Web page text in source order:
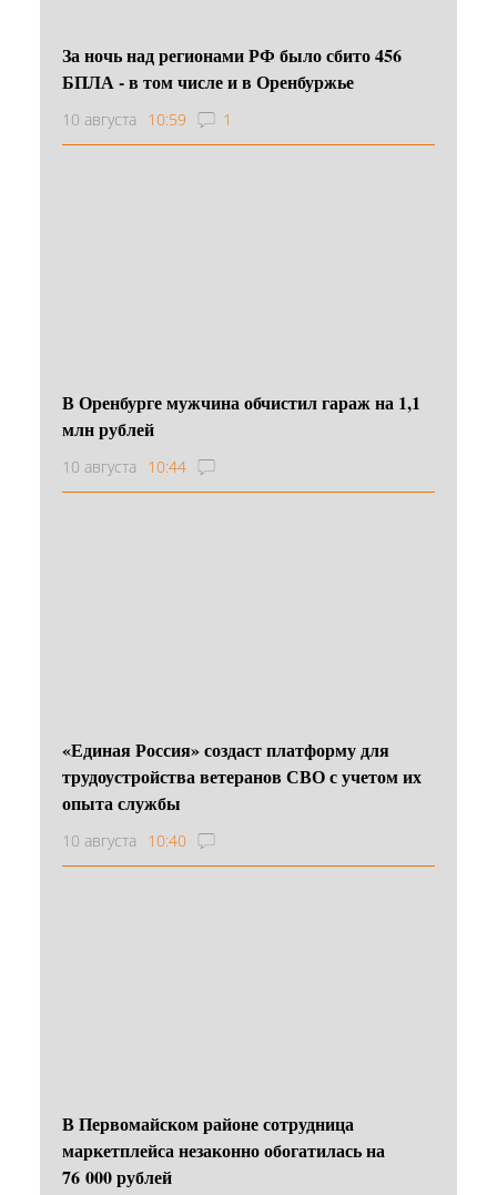
За ночь над регионами РФ было сбито 456
БПЛА - в том числе и в Оренбуржье
10 августа 10:59 1
В Оренбурге мужчина обчистил гараж на 1,1
млн рублей
10 августа 10:44
«Единая Россия» создаст платформу для
трудоустройства ветеранов СВО с учетом их
опыта службы
10 августа 10:40
В Первомайском районе сотрудница
маркетплейса незаконно обогатилась на
76 000 рублей